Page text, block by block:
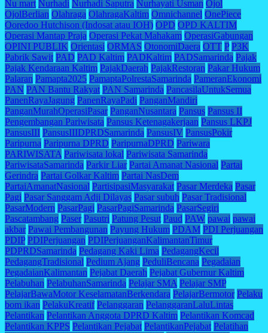
Nu mart Nurhadi Nurhadi Saputra Nurhayati Usman Ojol
OjolBerlian Olahraga OlahragaKaltim Omnichannel OnePiece
Ooredoo Hutchison (Indosat atau IOH) OPD OPD KALTIM
Operasi Mantap Praja Operasi Pekat Mahakam OperasiGabungan
OPINI PUBLIK Orientasi ORMAS OtonomiDaera OTT P P3K
Pabrik Sawit PAD PAD Kaltim PADKaltim PADSamarinda Pajak
Pajak Kendaraan Kaltim PajakDaerah PajakRestoran Pakar Hukum
Palaran Pamapta2025 PamaptaPolrestaSamarinda PameranEkonomi
PAN PAN Bantu Rakyat PAN Samarinda PancasilaUntukSemua
PanenRayaJagung PanenRayaPadi PanganMandiri
PanganMurahOperasiPasar PanganNusantara Pansus Pansus II
Pengembangan Pariwisata Pansus Ketenagakerjaan Pansus LKPJ
PansusIII PansusIIIDPRDSamarinda PansusIV PansusPokir
Paripurna Paripurna DPRD ParipurnaDPRD Pariwara
PARIWISATA Pariwisata lokal Pariwisata Samarinda
PariwisataSamarinda Parkir Liar Partai Amanat Nasional Partai
Gerindra Partai Golkar Kaltim Partai NasDem
PartaiAmanatNasional PartisipasiMasyarakat Pasar Merdeka Pasar
Pagi Pasar Sanggam Adji Dilayas Pasar subuh Pasar Tradisional
PasarModern PasarPagi PasarPagiSamarinda PasarSegiri
Pascatambang Paser Pasutri Patung Pesut Paud PAW pawai pawai
akbar Pawai Pembangunan Payung Hukum PDAM PDI Perjuangan
PDIP PDIPerjuangan PDIPerjuanganKalimantanTimur
PDPRDSamarinda Pedagang Kaki Lima PedagangKecil
PedagangTradisional Pedium Ajang PeduliBencana Pegadaian
PegadaianKalimantan Pejabat Daerah Pejabat Gubernur Kaltim
Pelabuhan PelabuhanSamarinda Pelajar SMA Pelajar SMP
PelajarBawaMotor KeselamatanBerkendara PelajarBermotor Pelaku
bom ikan PelakuKreatif Pelanggaran PelanggaranLaluLintas
Pelantikan Pelantikan Anggota DPRD Kaltim Pelantikan Komcad
Pelantikan KPPS Pelantikan Pejabat PelantikanPejabat Pelatihan